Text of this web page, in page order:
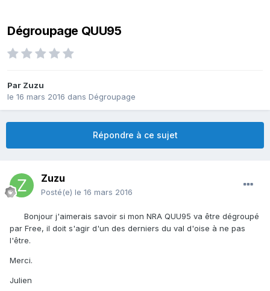
Dégroupage QUU95
Par Zuzu
le 16 mars 2016 dans Dégroupage
Répondre à ce sujet
Zuzu
Posté(e) le 16 mars 2016
Bonjour j'aimerais savoir si mon NRA QUU95 va être dégroupé
par Free, il doit s'agir d'un des derniers du val d'oise à ne pas
l'être.
Merci.
Julien